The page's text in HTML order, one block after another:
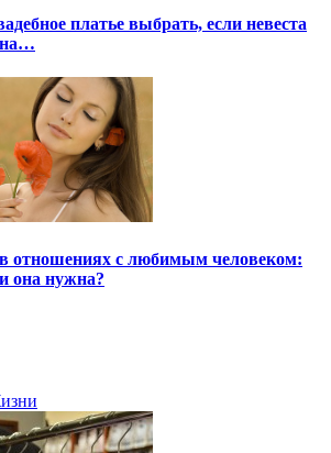
платье выбрать, если невеста
отношениях с любимым человеком:
она нужна?